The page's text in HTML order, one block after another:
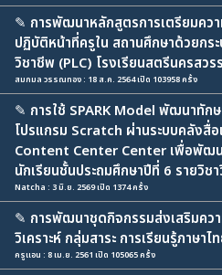
✎ การพัฒนาหลักสูตรการเตรียมคว
ปฏิบัติหน้าที่ครูใน สถานศึกษาด้วยกร
วิชาชีพ (PLC) โรงเรียนสตรีนครสวรร
สมกมล วรรณทอง : 18 ส.ค. 2564 เปิด 103958 ครั้ง
✎ การใช้ SPARK Model พัฒนาทัก
โปรแกรม Scratch ผ่านระบบคลังสื่อ
Content Center Center เพื่อพัฒ
นักเรียนชั้นประถมศึกษาปีที่ 6 รายวิช
Natcha : 3 มิ.ย. 2569 เปิด 1374 ครั้ง
✎ การพัฒนาชุดกิจกรรมส่งเสริมคว
วิเคราะห์ กลุ่มสาระ การเรียนรู้ภาษาไ
ครูแอน : 8 เม.ย. 2561 เปิด 105065 ครั้ง